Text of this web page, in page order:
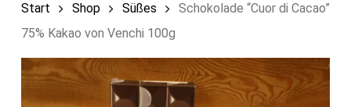
Start Shop Süßes
Schokolade “Cuor di Cacao”
75% Kakao von Venchi 100g